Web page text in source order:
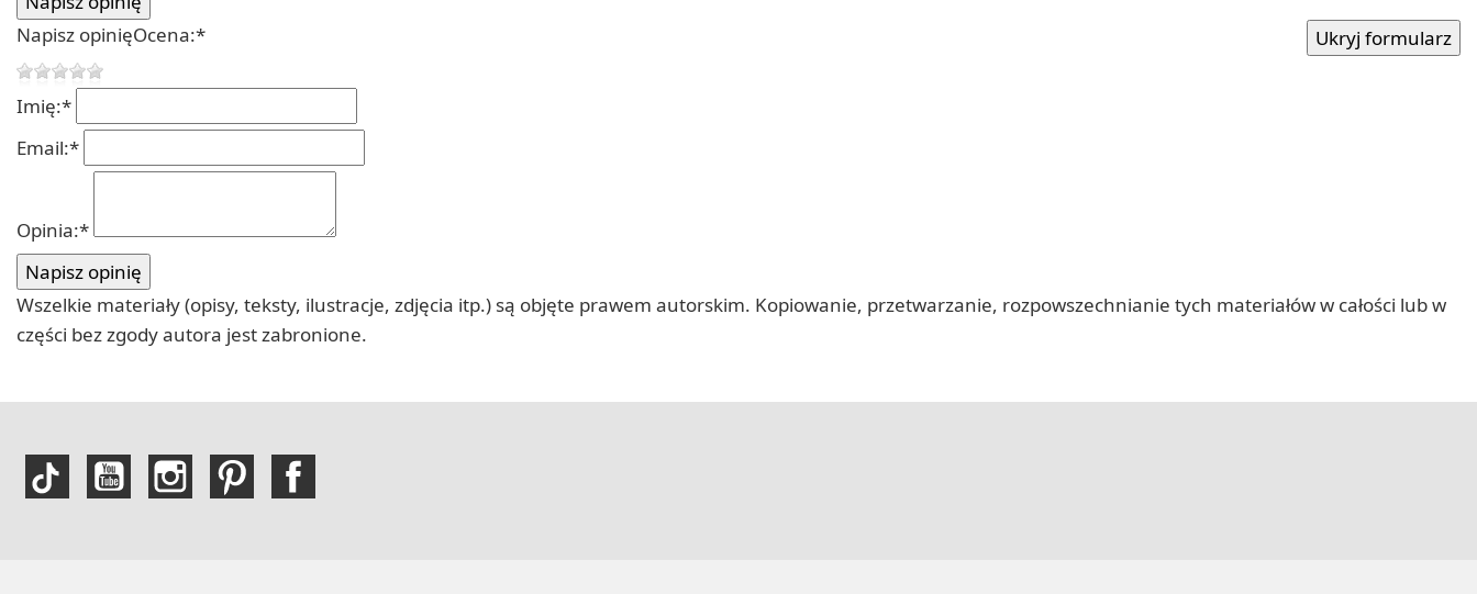
Napisz opinięOcena:*
Imię:*
Email:*
Opinia:*
Wszelkie materiały (opisy, teksty, ilustracje, zdjęcia itp.) są objęte prawem autorskim. Kopiowanie, przetwarzanie, rozpowszechnianie tych materiałów w całości lub w
części bez zgody autora jest zabronione.